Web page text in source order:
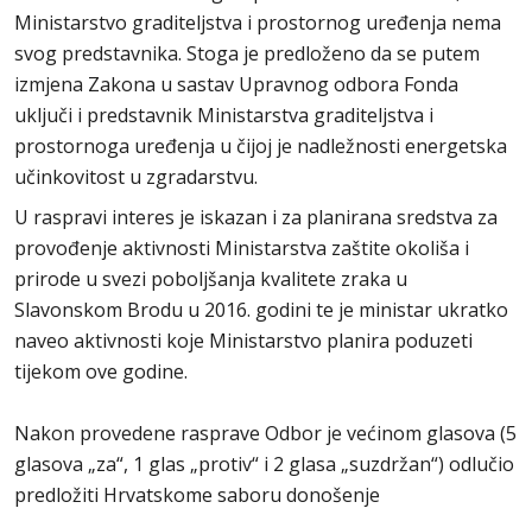
Ministarstvo graditeljstva i prostornog uređenja nema
svog predstavnika. Stoga je predloženo da se putem
izmjena Zakona u sastav Upravnog odbora Fonda
uključi i predstavnik Ministarstva graditeljstva i
prostornoga uređenja u čijoj je nadležnosti energetska
učinkovitost u zgradarstvu.
U raspravi interes je iskazan i za planirana sredstva za
provođenje aktivnosti Ministarstva zaštite okoliša i
prirode u svezi poboljšanja kvalitete zraka u
Slavonskom Brodu u 2016. godini te je ministar ukratko
naveo aktivnosti koje Ministarstvo planira poduzeti
tijekom ove godine.
Nakon provedene rasprave Odbor je većinom glasova (5
glasova „za“, 1 glas „protiv“ i 2 glasa „suzdržan“) odlučio
predložiti Hrvatskome saboru donošenje